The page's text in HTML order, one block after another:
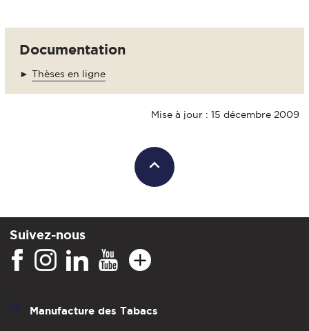
Documentation
► Thèses en ligne
Mise à jour : 15 décembre 2009
Suivez-nous
Manufacture des Tabacs